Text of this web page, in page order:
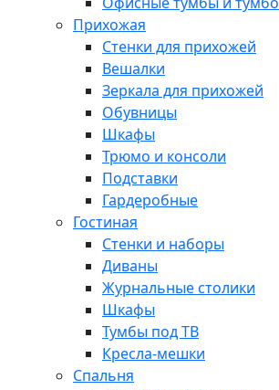
Прихожая
Стенки для прихожей
Вешалки
Зеркала для прихожей
Обувницы
Шкафы
Трюмо и консоли
Подставки
Гардеробные
Гостиная
Стенки и наборы
Диваны
Журнальные столики
Шкафы
Тумбы под ТВ
Кресла-мешки
Спальня